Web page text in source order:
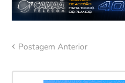
Postagem Anterior